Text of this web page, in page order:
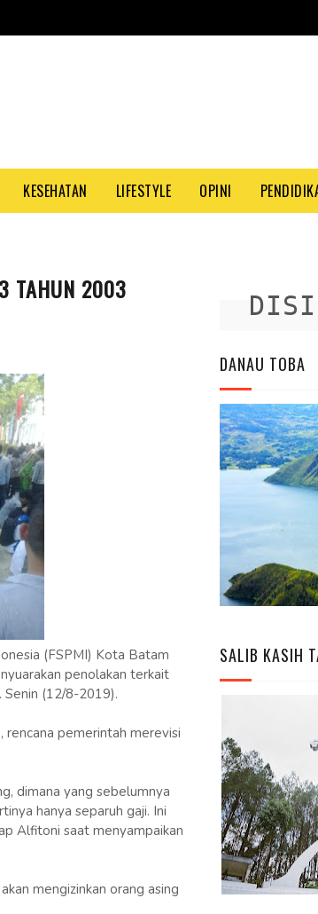
KESEHATAN LIFESTYLE OPINI
TAHUN 2003
(FSPMI) Kota Batam
penolakan terkait
(12/8-2019).
pemerintah merevisi
dimana yang sebelumnya
hanya separuh gaji. Ini
Alfitoni saat menyampaikan
mengizinkan orang asing
IKLAN ANDA DISINI
DANAU TOBA
SALIB KASIH